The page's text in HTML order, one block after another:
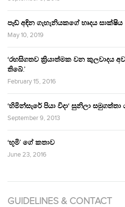
පෑඩ් අඳින ගැහැනියකගේ හෘදය සාක්ෂිය
May 10, 2019
‘රහසිගතව ක්‍රියාත්මක වන කුලවාදය
තිබේ.’
February 15, 2016
‘හිමින්සැරේ පියා විදා‘ සුනිලා සමුගත්තා
September 9, 2013
‘භූමි’ ගේ කතාව
June 23, 2016
GUIDELINES & CONTACT